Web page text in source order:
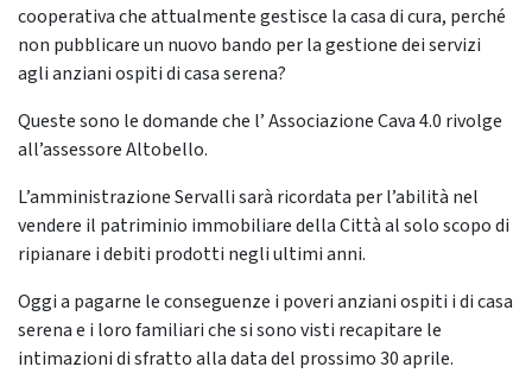
cooperativa che attualmente gestisce la casa di cura, perché
non pubblicare un nuovo bando per la gestione dei servizi
agli anziani ospiti di casa serena?
Queste sono le domande che l’ Associazione Cava 4.0 rivolge
all’assessore Altobello.
L’amministrazione Servalli sarà ricordata per l’abilità nel
vendere il patriminio immobiliare della Città al solo scopo di
ripianare i debiti prodotti negli ultimi anni.
Oggi a pagarne le conseguenze i poveri anziani ospiti i di casa
serena e i loro familiari che si sono visti recapitare le
intimazioni di sfratto alla data del prossimo 30 aprile.